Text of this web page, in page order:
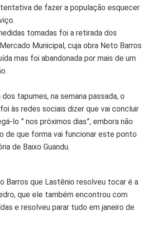
de fazer a população esquecer
tomadas foi a retirada dos
Municipal, cuja obra Neto Barros
mas foi abandonada por mais de um
tapumes, na semana passada, o
às redes sociais dizer que vai concluir
lo ” nos próximos dias”, embora não
de que forma vai funcionar este ponto
de Baixo Guandu.
Barros que Lastênio resolveu tocar é a
que ele também encontrou com
e resolveu parar tudo em janeiro de